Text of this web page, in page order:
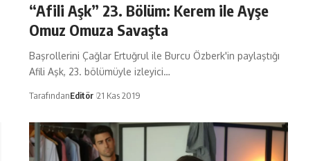
“Afili Aşk” 23. Bölüm: Kerem ile Ayşe
Omuz Omuza Savaşta
Başrollerini Çağlar Ertuğrul ile Burcu Özberk'in paylaştığı
Afili Aşk, 23. bölümüyle izleyici…
TarafındanEditör 21 Kas 2019